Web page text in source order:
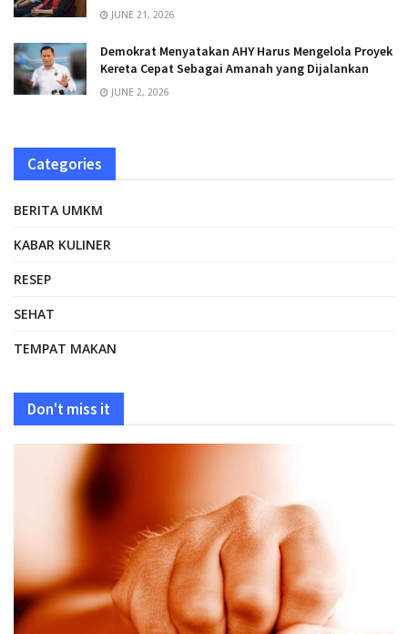
JUNE 21, 2026
Demokrat Menyatakan AHY Harus Mengelola Proyek
Kereta Cepat Sebagai Amanah yang Dijalankan
JUNE 2, 2026
Categories
BERITA UMKM
KABAR KULINER
RESEP
SEHAT
TEMPAT MAKAN
Don't miss it